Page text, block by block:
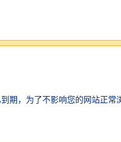
。客户可以随时进入本模块
退出评价器的服务系统。
能。客户可以设计自己的宣
。同样，类似于欢迎标语模